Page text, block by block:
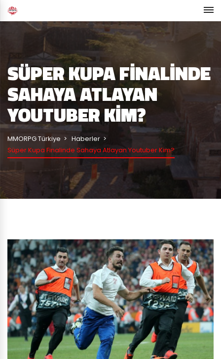
SÜPER KUPA FINALINDE
SAHAYA ATLAYAN
YOUTUBER KIM?
MMORPG Türkiye
Haberler
Süper Kupa Finalinde Sahaya Atlayan Youtuber Kim?